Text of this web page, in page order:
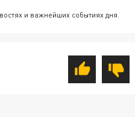
и важнейших событиях дня.